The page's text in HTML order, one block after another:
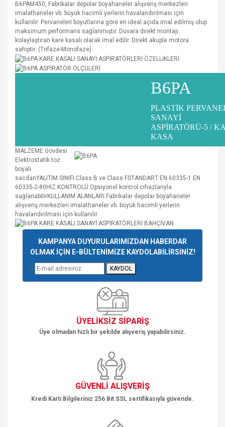
B6PAM450, Fabrikalar depolar boyahaneler alışveriş merkezleri
imalathaneler vb. büyük hacimli yerlerin havalandırılması için
kullanılır. Pervaneleri boyutlarına göre en ideal açıda imal edilmiş olup
maksimum performans sağlanmıştır. Duvara direkt montajı
kolaylaştıran kare kasalı olarak imal edilir. Direkt akuple motora
sahiptir. (Trifaze-Monofaze)
B6PA
PLASTİK
SANAYİ
ASPİRATÖRÜ-5 /
KASA
MALZEME:Gövdesi
Elektrostatik toz
boyalı
sacdanYALITIM SINIFI:Class B ve Class FSTANDART:EN 60335-1 EN
60335-2-80HIZ KONTROLÜ:Opsiyonel kontrol cihazlarıyla
sağlanabilirKULLANIM ALANLARI:Fabrikalar depolar boyahaneler
alışveriş merkezleri imalathaneler vb. büyük hacimli yerlerin
havalandırılması için kullanılır
Bu ürüne ilk yorumu siz yapın!
Yorum Yaz
Bu ürünün fiyat bilgisi, resim, ürün açıklamalarında ve diğer
konularda yetersiz gördüğünüz noktaları öneri formunu
Görüş ve önerileriniz için teşekkür ederiz.
Ürün resmi kalitesiz, bozuk veya görüntülenemiyor.
Ürün açıklamasında eksik bilgiler bulunuyor.
Ürün bilgilerinde hatalar bulunuyor.
Ürün fiyatı diğer sitelerden daha pahalı.
Bu ürüne benzer farklı alternatifler olmalı.
Gönder
KAMPANYA DUYURULARIMIZDAN HABERDAR
OLMAK İÇİN E-BÜLTENİMİZE KAYDOLABİLİRSİNİZ!
KAYDOL
ÜYELİKSİZ SİPARİŞ
Üye olmadan hızlı bir şekilde alışveriş yapabilirsiniz.
GÜVENLİ ALIŞVERİŞ
Kredi Kartı Bilgileriniz 256 Bit SSL sertifikasıyla güvende.